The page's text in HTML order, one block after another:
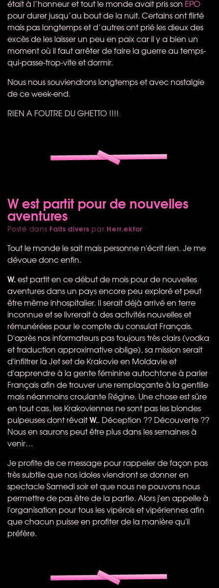
était à l’honneur et tout le monde avait pris son EPO
pour durer jusqu’au bout de la nuit. Certains ont flirté
mais pas longtemps et d’autres ont prié les dieux des
excès de les laisser un peu en paix car il y a bien un
moment où il faut arrêter de faire la guerre au temps-
qui-passe-trop-vite et dormir.
Nous nous souviendrons longtemps et avec nostalgie
de ce week-end.
RIEN A FOUTRE DUGHETTO !!!!
W est partit pour de nouvelles
aventures
Posté dans Faits divers par Herr.ektor
Tout le monde le sait mais personne n'écrit rien. Je me
dévoue donc enfin.
W.est partit en ce début de mois pour de nouvelles
aventures dans un pays encore peu exploré et peut
être même inhospitalier. Il serait déjà arrivé en terre
inconnue et se livrerait à des activités nouvelles et
rémunérées pour le compte du consulat Français.
D'après nos informateurs pas toujours très clairs (vodka
et traduction approximative oblige), sa mission serait
d'infiltrer la Jet set de Krakovie en Moldavie et
d'apprendre à la gente féminine autochtone à parler
Français afin de trouver une remplaçante à la gentille
mais néanmoins croulante Régine. Une chose est sûre
en tout cas, les Krakoviennes ne sont pas les blondes
pulpeuses dont rêvaitW.. Déception ?? Découverte ??
Nous en saurons peut être plus dans les semaines à
venir…
Je profite de ce message pour rappeler de façon pas
très subtile que nos idoles viendront se donner en
spectacle Samedi soir et que nous ne pouvons nous
permettre de pas être de la partie. Alors j'en appelle à
l'organisation pour tous les vipérois et vipériennes afin
que chacun puisse en profiter de la manière qu'il
préfère.